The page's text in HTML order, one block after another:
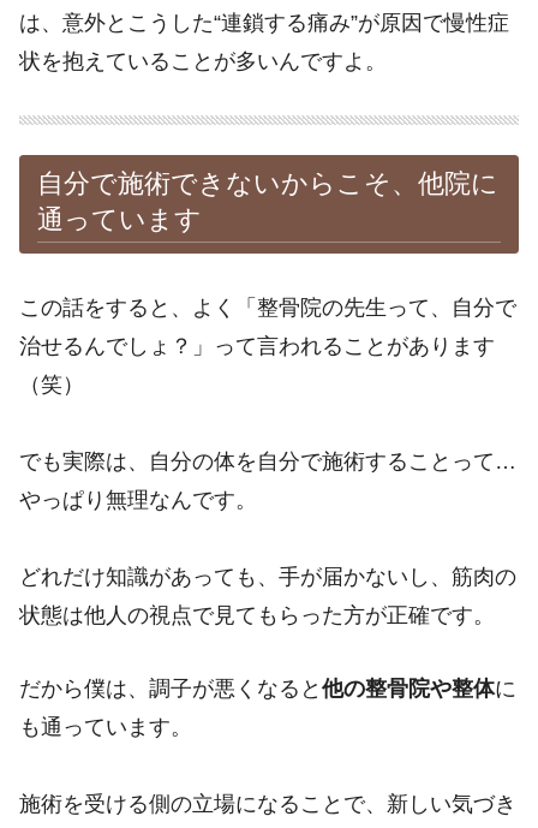
は、意外とこうした“連鎖する痛み”が原因で慢性症
状を抱えていることが多いんですよ。
自分で施術できないからこそ、他院に
通っています
この話をすると、よく「整骨院の先生って、自分で
治せるんでしょ？」って言われることがあります
（笑）
でも実際は、自分の体を自分で施術することって…
やっぱり無理なんです。
どれだけ知識があっても、手が届かないし、筋肉の
状態は他人の視点で見てもらった方が正確です。
だから僕は、調子が悪くなると 他の整骨院や整体に
も通っています。
施術を受ける側の立場になることで、新しい気づき